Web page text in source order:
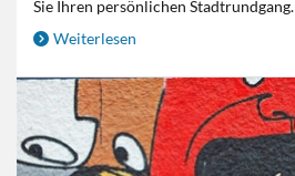
Sie Ihren persönlichen Stadtrundgang.
Weiterlesen